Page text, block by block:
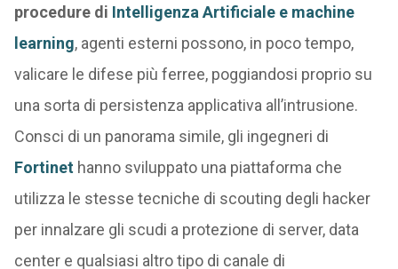
procedure di Intelligenza Artificiale e machine
learning, agenti esterni possono, in poco tempo,
valicare le difese più ferree, poggiandosi proprio su
una sorta di persistenza applicativa all’intrusione.
Consci di un panorama simile, gli ingegneri di
Fortinethanno sviluppato una piattaforma che
utilizza le stesse tecniche di scouting degli hacker
per innalzare gli scudi a protezione di server, data
center e qualsiasi altro tipo di canale di